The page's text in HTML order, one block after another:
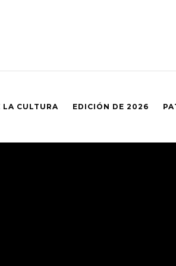
LA CULTURA EDICIÓN DE 2026